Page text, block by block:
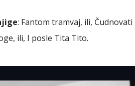
: Fantom tramvaj, ili, Čudnovati
ili, I posle Tita Tito.